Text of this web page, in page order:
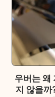
Posted
in
우버는 왜
지 않을까